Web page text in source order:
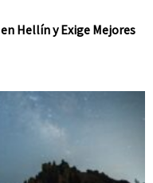
Hellín y Exige Mejores